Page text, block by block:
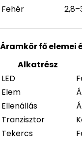
Fehér
Áramkör fő elemei
Alkatrész
LED
Elem
Ellenállás
Tranzisztor
Tekercs